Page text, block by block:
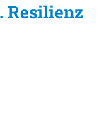
Resilienz